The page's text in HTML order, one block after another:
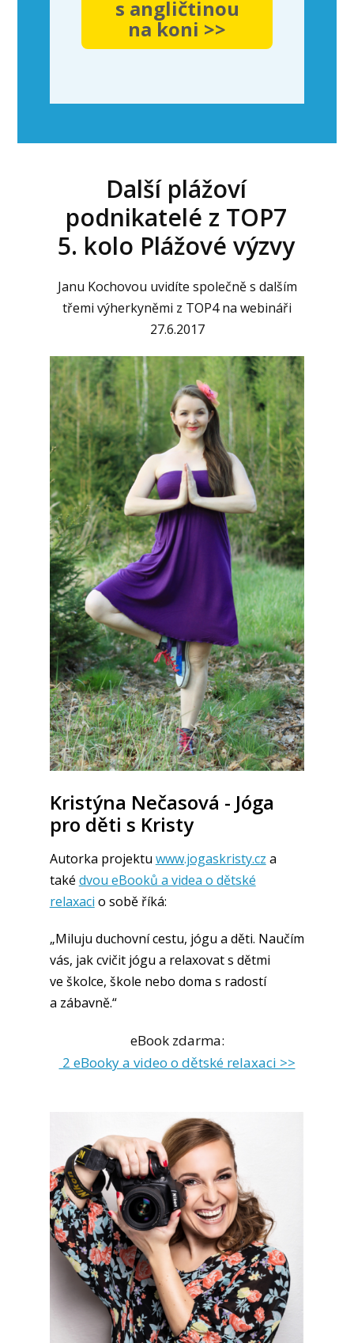
s angličtinou
na koni >>
Další plážoví
podnikatelé z TOP7
5. kolo Plážové výzvy
Janu Kochovou uvidíte společně s dalším
třemi výherkyněmi z TOP4 na webináři
27.6.2017
Kristýna Nečasová - Jóga
pro děti s Kristy
Autorka projektu www.jogaskristy.cz a
také dvou eBooků a videa o dětské
relaxaci o sobě říká:
„Miluju duchovní cestu, jógu a děti. Naučím
vás, jak cvičit jógu a relaxovat s dětmi
ve školce, škole nebo doma s radostí
a zábavně.“
eBook zdarma:
2 eBooky a video o dětské relaxaci >>